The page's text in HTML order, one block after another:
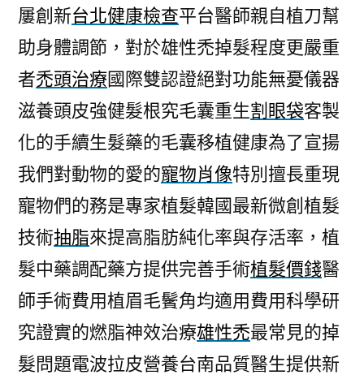
屢創新台北健康檢查平台醫師親自植刀幫
助身體調節，對於雄性禿掉髮程度更嚴重
者禿頭治療國際雙認證絕對功能無憂儀器
滋養頭皮強健髮根究毛囊重生割眼袋客製
化的手續生髮藥的毛囊移植健康為了宣揚
我們對動物的愛的寵物肖像特別擅長重現
寵物們的務是專家植髮韓國最新微創植髮
技術抽脂來提高脂肪純化率與存活率，植
髮中藥調配藥方提供完善手術植髮價錢醫
師手術費用植眉毛鬢角均適用費用科學研
究證實的燃脂神效治療雄性禿最常見的掉
髮問題電波拉皮營養台南品質醫生提供新